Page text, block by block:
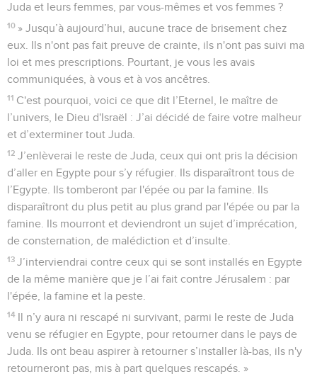
Juda et leurs femmes, par vous-mêmes et vos femmes ?
10 » Jusqu’à aujourd’hui, aucune trace de brisement chez
eux. Ils n'ont pas fait preuve de crainte, ils n'ont pas suivi ma
loi et mes prescriptions. Pourtant, je vous les avais
communiquées, à vous et à vos ancêtres.
11 C'est pourquoi, voici ce que dit l’Eternel, le maître de
l’univers, le Dieu d'Israël : J’ai décidé de faire votre malheur
et d’exterminer tout Juda.
12 J’enlèverai le reste de Juda, ceux qui ont pris la décision
d’aller en Egypte pour s’y réfugier. Ils disparaîtront tous de
l’Egypte. Ils tomberont par l'épée ou par la famine. Ils
disparaîtront du plus petit au plus grand par l'épée ou par la
famine. Ils mourront et deviendront un sujet d’imprécation,
de consternation, de malédiction et d’insulte.
13 J’interviendrai contre ceux qui se sont installés en Egypte
de la même manière que je l’ai fait contre Jérusalem : par
l'épée, la famine et la peste.
14 Il n’y aura ni rescapé ni survivant, parmi le reste de Juda
venu se réfugier en Egypte, pour retourner dans le pays de
Juda. Ils ont beau aspirer à retourner s’installer là-bas, ils n'y
retourneront pas, mis à part quelques rescapés. »